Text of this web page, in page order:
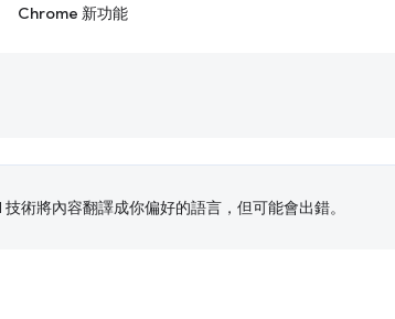
Chrome 新功能
術將內容翻譯成你偏好的語言，但可能會出錯。